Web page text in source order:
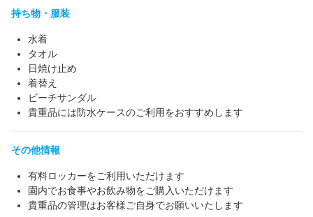
持ち物・服装
水着
タオル
日焼け止め
着替え
ビーチサンダル
貴重品には防水ケースのご利用をおすすめします
その他情報
有料ロッカーをご利用いただけます
園内でお食事やお飲み物をご購入いただけます
貴重品の管理はお客様ご自身でお願いいたします